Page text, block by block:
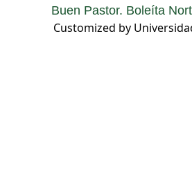
Buen Pastor. Boleíta
Customized by